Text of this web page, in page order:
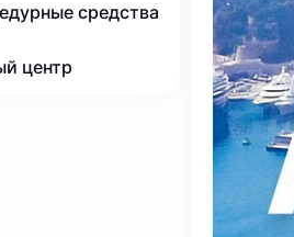
средства
центр